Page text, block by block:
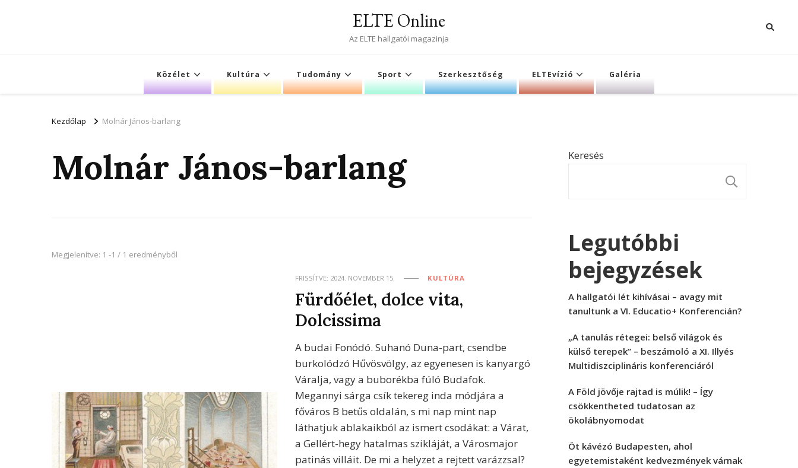
ELTE Online
Az ELTE hallgatói magazinja
Közélet Kultúra Tudomány Sport Szerkesztőség ELTEvízió Galéria
Kezdőlap Molnár János-barlang
Molnár János-barlang
Megjelenítve: 1 -1 / 1 eredményből
FRISSÍTVE: 2024. NOVEMBER 15. KULTÚRA
Fürdőélet, dolce vita,
Dolcissima
A budai Fonódó. Suhanó Duna-part, csendbe
burkolódzó Hűvösvölgy, az egyenesen is kanyargó
Váralja, vagy a buborékba fúló Budafok.
Megannyi sárga csík tekereg inda módjára a
főváros B betűs oldalán, s mi nap mint nap
láthatjuk ablakaikból az ismert csodákat: a Várat,
a Gellért-hegy hatalmas szikláját, a Városmajor
patinás villáit. De mi a helyzet a rejtett varázzsal?
Keresés
Legutóbbi
bejegyzések
A hallgatói lét kihívásai – avagy mit
tanultunk a VI. Educatio+ Konferencián?
„A tanulás rétegei: belső világok és
külső terepek” – beszámoló a XI. Illyés
Multidiszciplináris konferenciáról
A Föld jövője rajtad is múlik! – Így
csökkentheted tudatosan az
ökolábnyomodat
Öt kávézó Budapesten, ahol
egyetemistaként kedvezmények várnak